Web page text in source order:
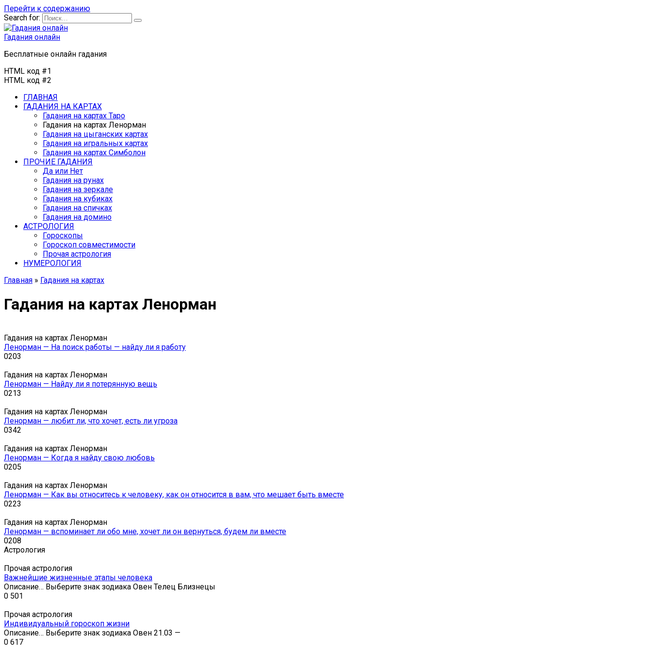
Перейти к содержанию
Search for:
Гадания онлайн
Бесплатные онлайн гадания
HTML код #1
HTML код #2
ГЛАВНАЯ
ГАДАНИЯ НА КАРТАХ
Гадания на картах Таро
Гадания на картах Ленорман
Гадания на цыганских картах
Гадания на игральных картах
Гадания на картах Симболон
ПРОЧИЕ ГАДАНИЯ
Да или Нет
Гадания на рунах
Гадания на зеркале
Гадания на кубиках
Гадания на спичках
Гадания на домино
АСТРОЛОГИЯ
Гороскопы
Гороскоп cовместимости
Прочая астрология
НУМЕРОЛОГИЯ
Главная » Гадания на картах
Гадания на картах Ленорман
Гадания на картах Ленорман
Ленорман — На поиск работы — найду ли я работу
0203
Гадания на картах Ленорман
Ленорман — Найду ли я потерянную вещь
0213
Гадания на картах Ленорман
Ленорман — любит ли, что хочет, есть ли угроза
0342
Гадания на картах Ленорман
Ленорман — Когда я найду свою любовь
0205
Гадания на картах Ленорман
Ленорман — Как вы относитесь к человеку, как он относится в вам, что мешает быть вместе
0223
Гадания на картах Ленорман
Ленорман — вспоминает ли обо мне, хочет ли он вернуться, будем ли вместе
0208
Астрология
Прочая астрология
Важнейшие жизненные этапы человека
Описание… Выберите знак зодиака Овен Телец Близнецы
0 501
Прочая астрология
Индивидуальный гороскоп жизни
Описание… Выберите знак зодиака Овен 21.03 —
0 617